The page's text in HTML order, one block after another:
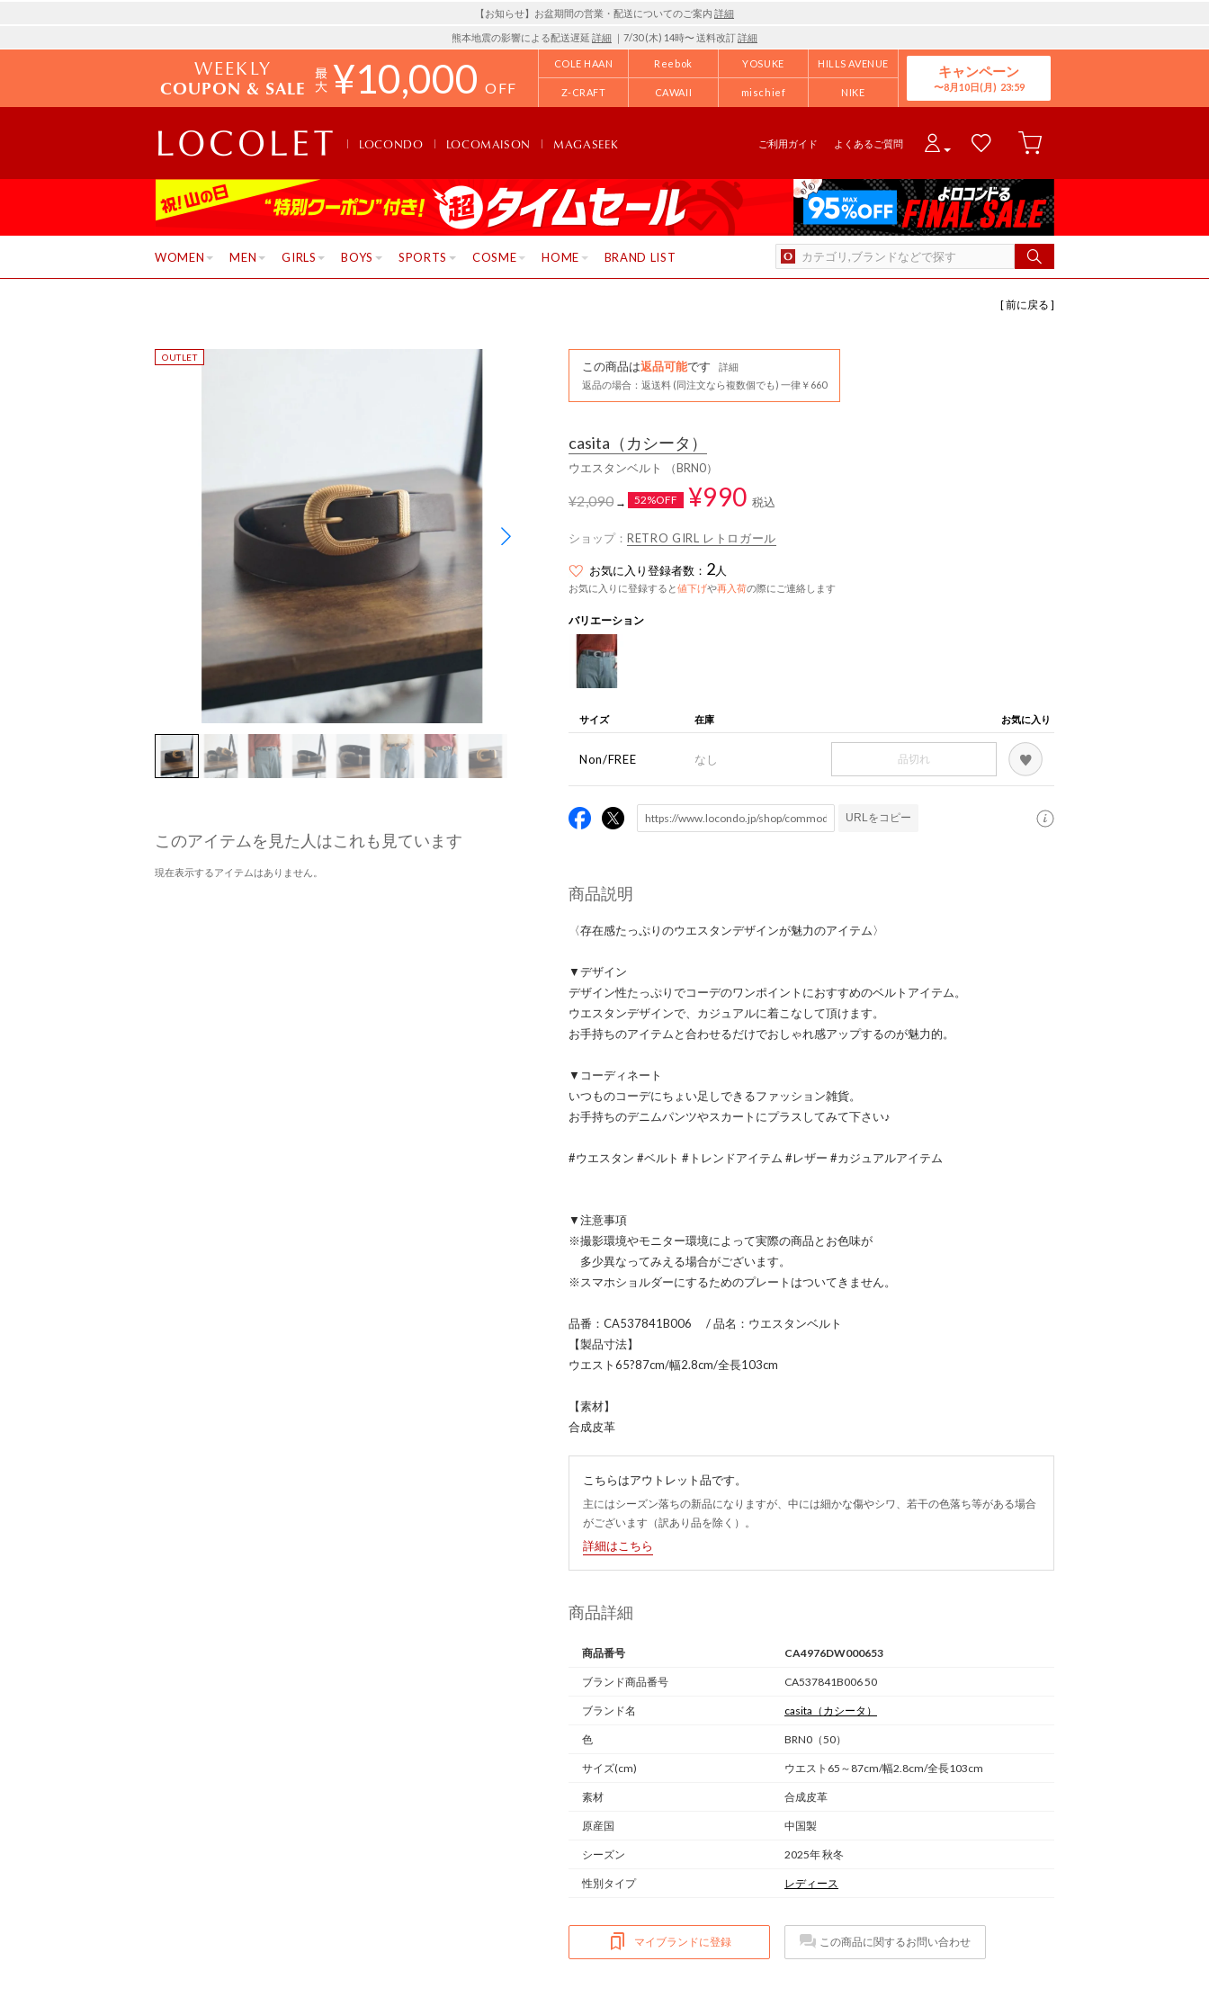
【お知らせ】お盆期間の営業・配送についてのご案内 詳細
熊本地震の影響による配送遅延 詳細 ｜7/30 (木) 14時〜 送料改訂詳細
WEEKLY
COUPON & SALE ¥10,000 OFF
COLE HAAN Reebok YOSUKE HILLS AVENUE
Z-CRAFT CAWAII mischief NIKE
キャンペーン
8月10日(月)
LOCONDO LOCOMAISON MAGASEEK ご利用ガイド よくあるご質問
WOMEN MEN GIRLS BOYS SPORTS COSME HOME BRAND LIST
[ 前に戻る ]
このアイテムを見た人はこれも見ています
現在表示するアイテムはありません。
この商品は返品可能です
詳細
返品の場合：返送料 (同注文なら複数個でも) 一律￥660
casita （カシータ）
ウエスタンベルト （BRN0）
¥2,090→ 52%OFF ¥990 税込
ショップ： RETRO GIRL レトロガール
お気に入り登録者数： 2人
お気に入りに登録すると値下げや再入荷の際にご連絡します
バリエーション
サイズ 在庫 お気に入り
Non/FREE なし 品切れ
URLをコピー
商品説明
〈存在感たっぷりのウエスタンデザインが魅力のアイテム〉
▼デザイン
デザイン性たっぷりでコーデのワンポイントにおすすめのベルトアイテム。
ウエスタンデザインで、カジュアルに着こなして頂けます。
お手持ちのアイテムと合わせるだけでおしゃれ感アップするのが魅力的。
▼コーディネート
いつものコーデにちょい足しできるファッション雑貨。
お手持ちのデニムパンツやスカートにプラスしてみて下さい♪
#ウエスタン #ベルト #トレンドアイテム #レザー #カジュアルアイテム
▼注意事項
※撮影環境やモニター環境によって実際の商品とお色味が
多少異なってみえる場合がございます。
※スマホショルダーにするためのプレートはついてきません。
品番：CA537841B006 / 品名：ウエスタンベルト
【製品寸法】
ウエスト65?87cm/幅2.8cm/全長103cm
【素材】
合成皮革
こちらはアウトレット品です。
主にはシーズン落ちの新品になりますが、中には細かな傷やシワ、若干の色落ち等がある場合
がございます（訳あり品を除く）。
詳細はこちら
商品詳細
商品番号 CA4976DW000653
ブランド商品番号 CA537841B006 50
ブランド名 casita （カシータ）
色 BRN0（50）
サイズ(cm) ウエスト65～87cm/幅2.8cm/全長103cm
素材 合成皮革
原産国 中国製
シーズン 2025年 秋冬
性別タイプ レディース
マイブランドに登録 この商品に関するお問い合わせ